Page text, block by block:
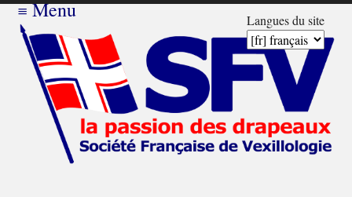
Langues du site
≡Menu